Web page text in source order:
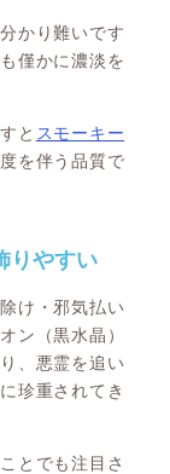
かり難いです
僅かに濃淡を
と スモーキー
を伴う品質で
りやすい
け・邪気払い
ン（黒水晶）
、悪霊を追い
珍重されてき
とでも注目さ